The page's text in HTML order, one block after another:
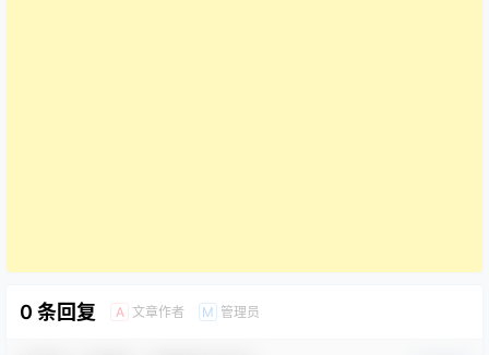
0 条回复 A 文章作者 M 管理员